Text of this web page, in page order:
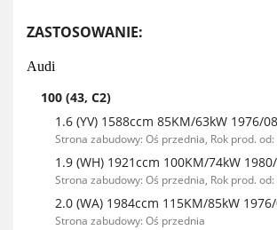
ZASTOSOWANIE:
Audi
100 (43, C2)
1.6 (YV) 1588ccm 85KM/63kW 1976/
Strona zabudowy: Oś przednia, Rok prod.
1.9 (WH) 1921ccm 100KM/74kW
Strona zabudowy: Oś przednia, Rok prod.
2.0 (WA) 1984ccm 115KM/85kW
Strona zabudowy: Oś przednia